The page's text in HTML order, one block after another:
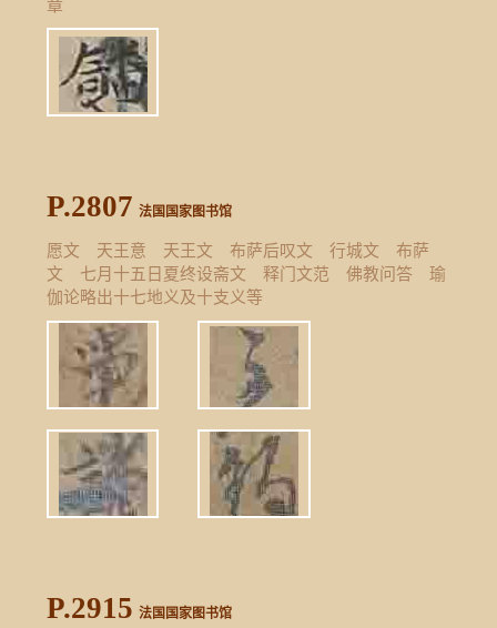
章
P.2807 法国国家图书馆
愿文 天王意 天王文 布萨后叹文 行城文 布萨
文 七月十五日夏终设斋文 释门文范 佛教问答 瑜
伽论略出十七地义及十支义等
P.2915 法国国家图书馆